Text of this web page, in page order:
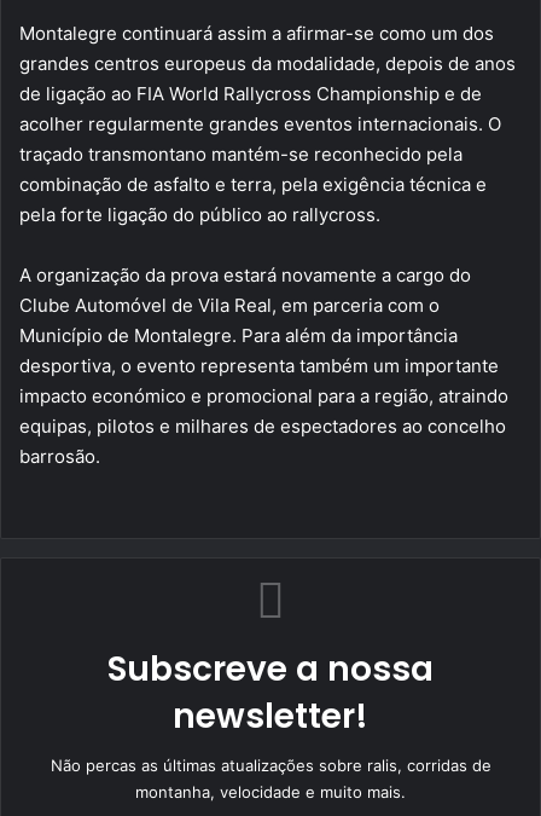
Montalegre continuará assim a afirmar-se como um dos
grandes centros europeus da modalidade, depois de anos
de ligação ao FIA World Rallycross Championship e de
acolher regularmente grandes eventos internacionais. O
traçado transmontano mantém-se reconhecido pela
combinação de asfalto e terra, pela exigência técnica e
pela forte ligação do público ao rallycross.
A organização da prova estará novamente a cargo do
Clube Automóvel de Vila Real, em parceria com o
Município de Montalegre. Para além da importância
desportiva, o evento representa também um importante
impacto económico e promocional para a região, atraindo
equipas, pilotos e milhares de espectadores ao concelho
barrosão.
Subscreve a nossa
newsletter!
Não percas as últimas atualizações sobre ralis, corridas de
montanha, velocidade e muito mais.